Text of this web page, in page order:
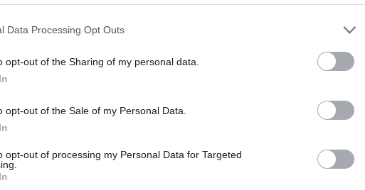
Data Processing Opt Outs
opt-out of the Sharing of my personal data.
opt-out of the Sale of my Personal Data.
opt-out of processing my Personal Data for Targeted
magával. A családi kapcsolatok is szorosabbá válnak, ami erőt ad a
után gördítesz lejjebb!
és új lehetőségekkel. A karrieredben nagy előrelépést tehetsz, ha